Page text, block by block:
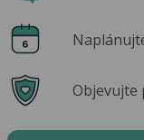
Objevujte